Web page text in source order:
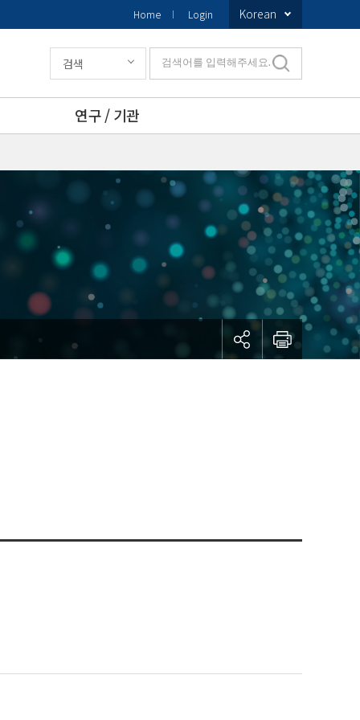
Home Login Korean
연구 / 기관
검색 검색어를 입력해주세요.